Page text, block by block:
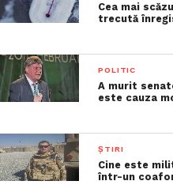
Cea mai
trecută
POLITIC
A murit
este cauza
ȘTIRI
Cine este
într-un